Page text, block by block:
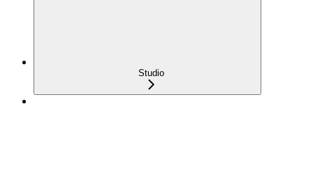
Studio